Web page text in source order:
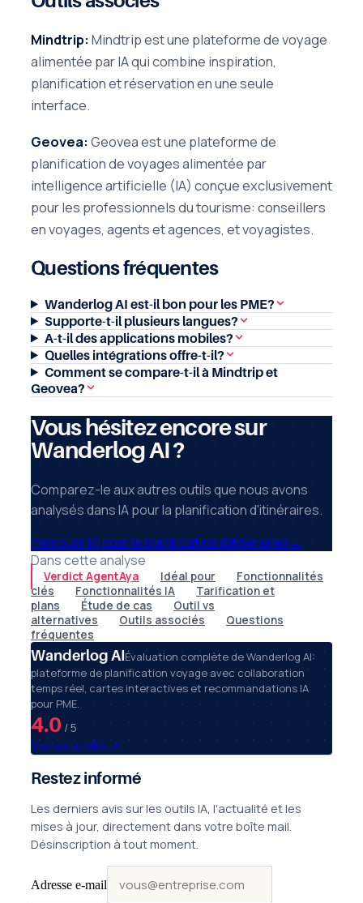
Mindtrip:Mindtrip est une plateforme de voyage
alimentée par IA qui combine inspiration,
planification et réservation en une seule
interface.
Geovea:Geovea est une plateforme de
planification de voyages alimentée par
intelligence artificielle (IA) conçue exclusivement
pour les professionnels du tourisme: conseillers
en voyages, agents et agences, et voyagistes.
Questions fréquentes
Wanderlog AI est-il bon pour les PME?
Supporte-t-il plusieurs langues?
A-t-il des applications mobiles?
Quelles intégrations offre-t-il?
Comment se compare-t-il à Mindtrip et
Geovea?
Vous hésitez encore sur
Wanderlog AI ?
Comparez-le aux autres outils que nous avons
analysés dans IA pour la planification d'itinéraires.
Parcourir IA pour la planification d'itinéraires→
Dans cette analyse
Verdict AgentAya Idéal pour
Fonctionnalités
clés
Fonctionnalités IA
Tarification et
plans
Étude de cas
Outil vs
alternatives
Outils associés
Questions
fréquentes
Wanderlog AIÉvaluation complète de Wanderlog AI:
plateforme de planification voyage avec collaboration
temps réel, cartes interactives et recommandations IA
pour PME.
4.0 / 5
Visiter le site ↗
Restez informé
Les derniers avis sur les outils IA, l'actualité et les
mises à jour, directement dans votre boîte mail.
Désinscription à tout moment.
Adresse e-mail